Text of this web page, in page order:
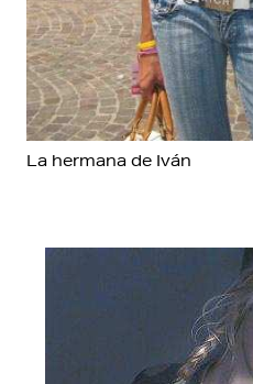
La hermana de Iván